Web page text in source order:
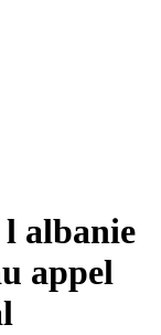
l albanie
appel